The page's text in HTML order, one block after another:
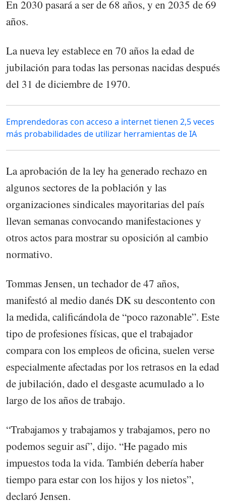
En 2030 pasará a ser de 68 años, y en 2035 de 69
años.
La nueva ley establece en 70 años la edad de
jubilación para todas las personas nacidas después
del 31 de diciembre de 1970.
Emprendedoras con acceso a internet tienen 2,5 veces
más probabilidades de utilizar herramientas de IA
La aprobación de la ley ha generado rechazo en
algunos sectores de la población y las
organizaciones sindicales mayoritarias del país
llevan semanas convocando manifestaciones y
otros actos para mostrar su oposición al cambio
normativo.
Tommas Jensen, un techador de 47 años,
manifestó al medio danés DK su descontento con
la medida, calificándola de “poco razonable”. Este
tipo de profesiones físicas, que el trabajador
compara con los empleos de oficina, suelen verse
especialmente afectadas por los retrasos en la edad
de jubilación, dado el desgaste acumulado a lo
largo de los años de trabajo.
“Trabajamos y trabajamos y trabajamos, pero no
podemos seguir así”, dijo. “He pagado mis
impuestos toda la vida. También debería haber
tiempo para estar con los hijos y los nietos”,
declaró Jensen.